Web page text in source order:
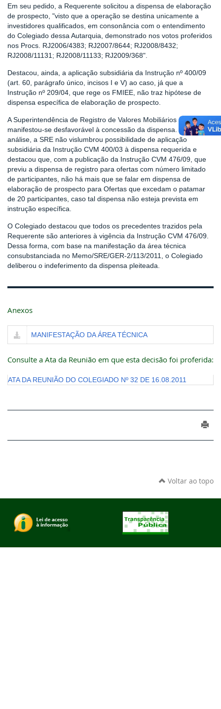
Em seu pedido, a Requerente solicitou a dispensa de elaboração
de prospecto, "visto que a operação se destina unicamente a
investidores qualificados, em consonância com o entendimento
do Colegiado dessa Autarquia, demonstrado nos votos proferidos
nos Procs. RJ2006/4383; RJ2007/8644; RJ2008/8432;
RJ2008/11131; RJ2008/11133; RJ2009/368".
Destacou, ainda, a aplicação subsidiária da Instrução nº 400/09
(art. 60, parágrafo único, incisos I e V) ao caso, já que a
Instrução nº 209/04, que rege os FMIEE, não traz hipótese de
dispensa específica de elaboração de prospecto.
A Superintendência de Registro de Valores Mobiliários – SRE
manifestou-se desfavorável à concessão da dispensa. Em sua
análise, a SRE não vislumbrou possibilidade de aplicação
subsidiária da Instrução CVM 400/03 à dispensa requerida e
destacou que, com a publicação da Instrução CVM 476/09, que
previu a dispensa de registro para ofertas com número limitado
de participantes, não há mais que se falar em dispensa de
elaboração de prospecto para Ofertas que excedam o patamar
de 20 participantes, caso tal dispensa não esteja prevista em
instrução específica.
O Colegiado destacou que todos os precedentes trazidos pela
Requerente são anteriores à vigência da Instrução CVM 476/09.
Dessa forma, com base na manifestação da área técnica
consubstanciada no Memo/SRE/GER-2/113/2011, o Colegiado
deliberou o indeferimento da dispensa pleiteada.
Anexos
MANIFESTAÇÃO DA ÁREA TÉCNICA
Consulte a Ata da Reunião em que esta decisão foi proferida:
ATA DA REUNIÃO DO COLEGIADO Nº 32 DE 16.08.2011
Voltar ao topo